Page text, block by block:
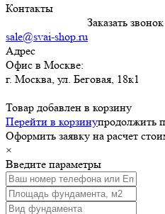
Контакты
Заказать звонок
sale@svai-shop.ru
Адрес
Офис в Москве:
г. Москва, ул. Беговая, 18к1
Товар добавлен в корзину
Перейти в корзинупродолжить
Оформить заявку на расчет
×
Введите параметры